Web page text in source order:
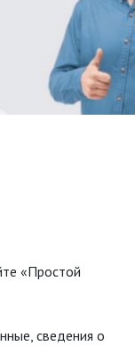
«Простой
сведения о